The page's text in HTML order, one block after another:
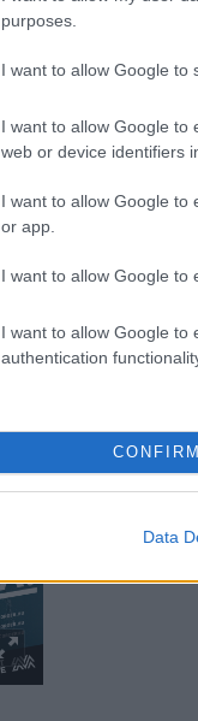
purposes.
I want to allow Google to
I want to allow Google to
web or device identifiers
I want to allow Google to
or app.
I want to allow Google to
I want to allow Google to
authentication
CONFIRM
Data
REC133
2026/04
56 oldal.
Mennyibe kerül?
2520 Ft.